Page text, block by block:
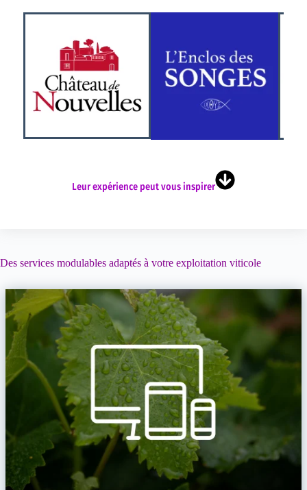
Leur expérience peut vousinspirer
Des services modulables adaptés à votre exploitation viticole